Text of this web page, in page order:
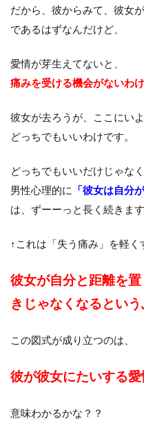
だから、彼からみて、彼女
であるはずなんだけど、
愛情が芽生えてないと、
痛みを受ける機会がないわ
彼女が去ろうが、ここにいよ
どっちでもいいわけです。
どっちでもいいだけじゃなく
男性心理的に
「彼女は自分
は、ずーーっと長く続きます
↑これは「失う痛み」を軽く
彼女が自分と距離を
きじゃなくなるとい
この図式が成り立つのは、
彼が彼女にたいする
意味わかるかな？？